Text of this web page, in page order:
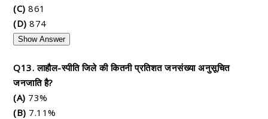
(C) 861
(D) 874
Show Answer
Q13. लाहौल-स्पीति जिले की कितनी प्रतिशत जनसंख्या अनुसूचित
जनजाति है?
(A) 73%
(B) 7.11%